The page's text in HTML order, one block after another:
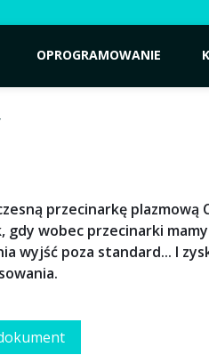
OPROGRAMOWANIE
przecinarkę
gdy wobec przecinarki
wyjść poza standard... I